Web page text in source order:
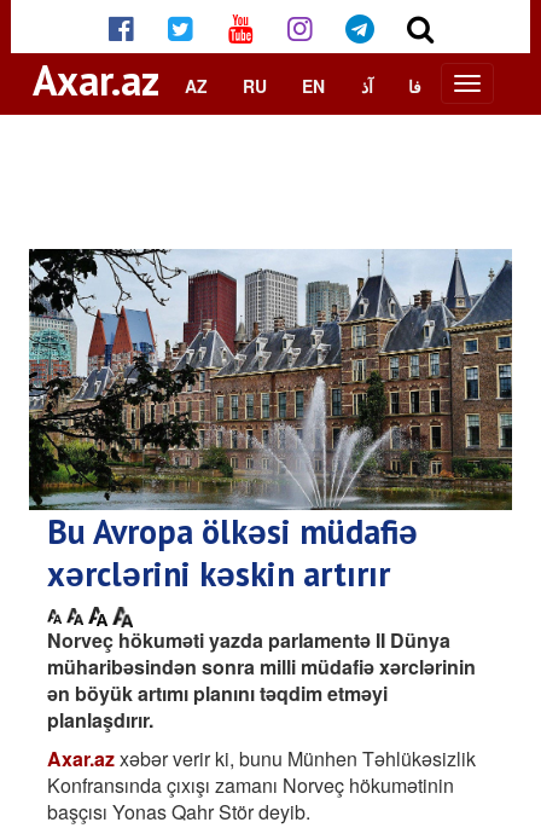
Axar.az AZ RU EN آذ فا
Bu Avropa ölkəsi müdafiə
xərclərini kəskin artırır
Norveç hökuməti yazda parlamentə II Dünya
müharibəsindən sonra milli müdafiə xərclərinin
ən böyük artımı planını təqdim etməyi
planlaşdırır.
Axar.azxəbər verir ki, bunu Münhen Təhlükəsizlik
Konfransında çıxışı zamanı Norveç hökumətinin
başçısı Yonas Qahr Stör deyib.